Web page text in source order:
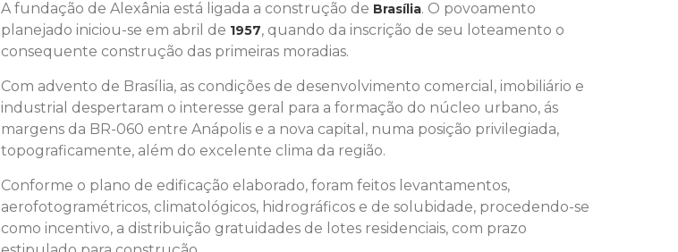
A fundação de Alexânia está ligada a construção de Brasília. O povoamento
planejado iniciou-se em abril de 1957, quando da inscrição de seu loteamento o
consequente construção das primeiras moradias.
Com advento de Brasília, as condições de desenvolvimento comercial, imobiliário e
industrial despertaram o interesse geral para a formação do núcleo urbano, ás
margens da BR-060 entre Anápolis e a nova capital, numa posição privilegiada,
topograficamente, além do excelente clima da região.
Conforme o plano de edificação elaborado, foram feitos levantamentos,
aerofotogramétricos, climatológicos, hidrográficos e de solubidade, procedendo-se
como incentivo, a distribuição gratuidades de lotes residenciais, com prazo